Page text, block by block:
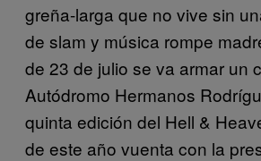
greña-larga que no vive sin
de slam y música rompe
de 23 de julio se va armar un
Autódromo Hermanos
quinta edición del Hell &
de este año vuenta con la